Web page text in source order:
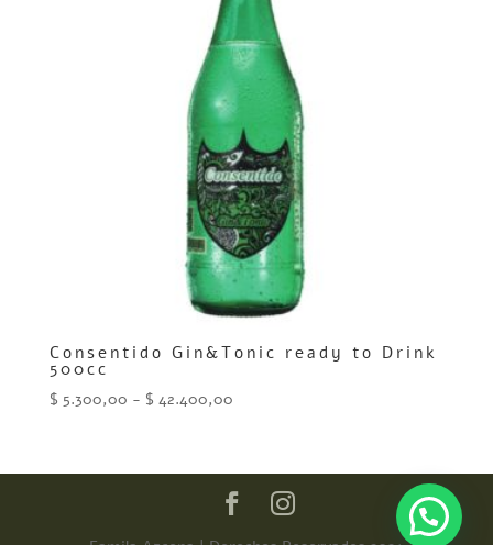
Consentido Gin&Tonic ready to Drink
500cc
$ 5.300,00 - $ 42.400,00Rango
desde
$ 5.300,00